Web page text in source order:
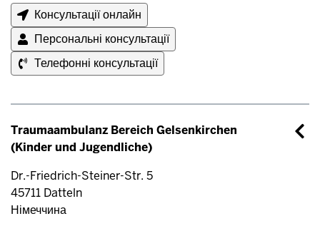
Консультації онлайн
Персональні консультації
Телефонні консультації
Traumaambulanz Bereich Gelsenkirchen
(Kinder und Jugendliche)
Dr.-Friedrich-Steiner-Str. 5
45711 Datteln
Німеччина